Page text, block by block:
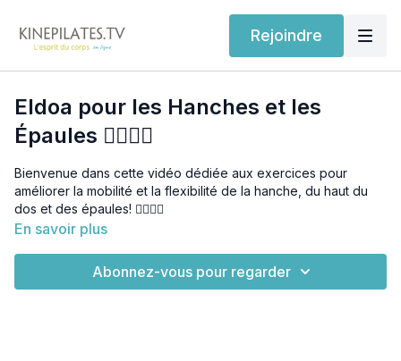
Rejoindre
Eldoa pour les Hanches et les
Épaules 🙆‍♂️🧍‍♀️
Bienvenue dans cette vidéo dédiée aux exercices pour
améliorer la mobilité et la flexibilité de la hanche, du haut du
dos et des épaules! 🧘‍♀️🧘‍♂️
mouvements quotidiens et sportifs. 🏃‍♀️🏋️‍♂️ Elle supporte une
En savoir plus
Abonnez-vous pour regarder